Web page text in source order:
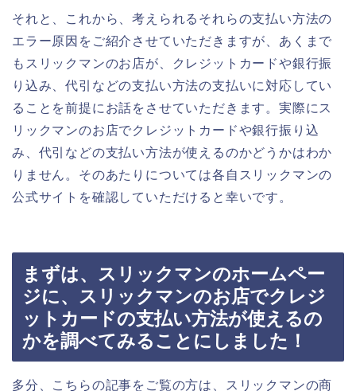
それと、これから、考えられるそれらの支払い方法の
エラー原因をご紹介させていただきますが、あくまで
もスリックマンのお店が、クレジットカードや銀行振
り込み、代引などの支払い方法の支払いに対応してい
ることを前提にお話をさせていただきます。実際にス
リックマンのお店でクレジットカードや銀行振り込
み、代引などの支払い方法が使えるのかどうかはわか
りません。そのあたりについては各自スリックマンの
公式サイトを確認していただけると幸いです。
まずは、スリックマンのホームペー
ジに、スリックマンのお店でクレジ
ットカードの支払い方法が使えるの
かを調べてみることにしました！
多分、こちらの記事をご覧の方は、スリックマンの商